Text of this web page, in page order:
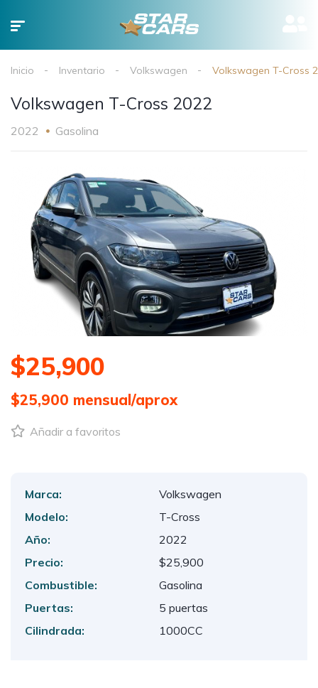
Inicio Inventario Volkswagen Volkswagen T-Cross
Volkswagen T-Cross 2022
2022 Gasolina
$25,900
$25,900 mensual/aprox
Añadir a favoritos
Marca:
Volkswagen
Modelo:
T-Cross
Año:
2022
Precio:
$25,900
Combustible:
Gasolina
Puertas:
5 puertas
Cilindrada:
1000CC